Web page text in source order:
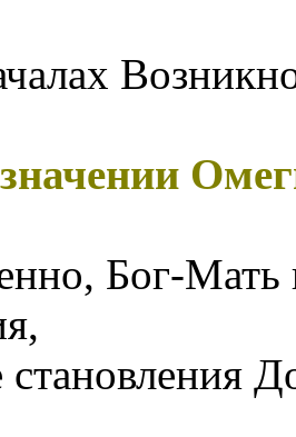
Бог-Мать
становления